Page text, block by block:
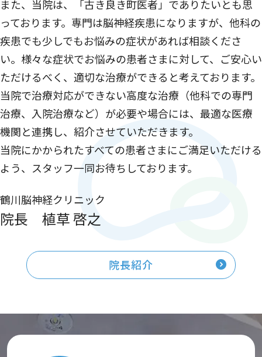
また、当院は、「古き良き町医者」でありたいとも思
っております。専門は脳神経疾患になりますが、他科の
疾患でも少しでもお悩みの症状があれば相談くださ
い。様々な症状でお悩みの患者さまに対して、ご安心い
ただけるべく、適切な治療ができると考えております。
当院で治療対応ができない高度な治療（他科での専門
治療、入院治療など）が必要や場合には、最適な医療
機関と連携し、紹介させていただきます。
当院にかかられたすべての患者さまにご満足いただける
よう、スタッフ一同お待ちしております。
鶴川脳神経クリニック
院長 植草 啓之
院長紹介